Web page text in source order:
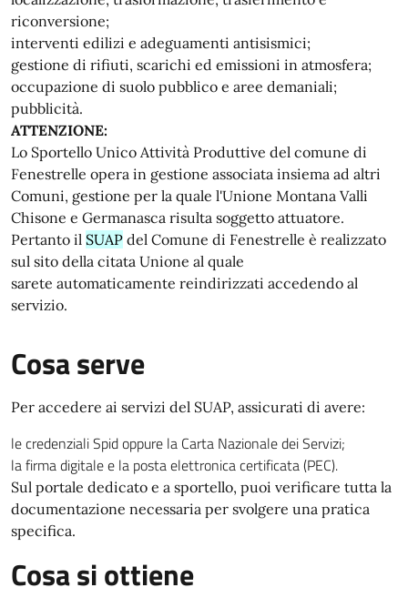
riconversione;
interventi edilizi e adeguamenti antisismici;
gestione di rifiuti, scarichi ed emissioni in atmosfera;
occupazione di suolo pubblico e aree demaniali;
pubblicità.
ATTENZIONE:
Lo Sportello Unico Attività Produttive del comune di
Fenestrelle opera in gestione associata insiema ad altri
Comuni, gestione per la quale l'Unione Montana Valli
Chisone e Germanasca risulta soggetto attuatore.
Pertanto il SUAP del Comune di Fenestrelle è realizzato
sul sito della citata Unione al quale
sarete automaticamente reindirizzati accedendo al
servizio.
Cosa serve
Per accedere ai servizi del SUAP, assicurati di avere:
le credenziali Spid oppure la Carta Nazionale dei Servizi;
la firma digitale e la posta elettronica certificata (PEC).
Sul portale dedicato e a sportello, puoi verificare tutta la
documentazione necessaria per svolgere una pratica
specifica.
Cosa si ottiene